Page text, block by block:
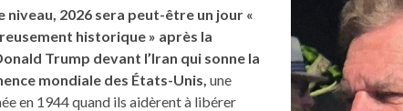
niveau, 2026 sera peut-être un jour «
historique » après la
Trump devant l’Iran qui sonne la
mondiale des États-Unis, une
en 1944 quand ils aidèrent à libérer